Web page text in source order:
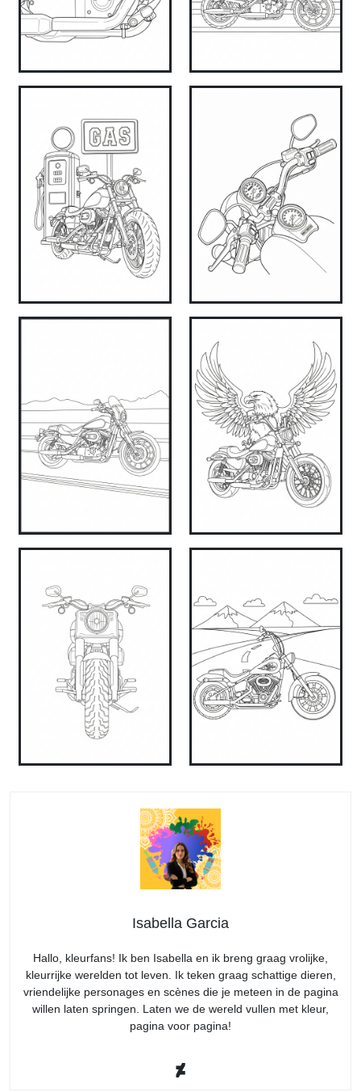
Isabella Garcia
Hallo, kleurfans! Ik ben Isabella en ik breng graag vrolijke,
kleurrijke werelden tot leven. Ik teken graag schattige dieren,
vriendelijke personages en scènes die je meteen in de pagina
willen laten springen. Laten we de wereld vullen met kleur,
pagina voor pagina!